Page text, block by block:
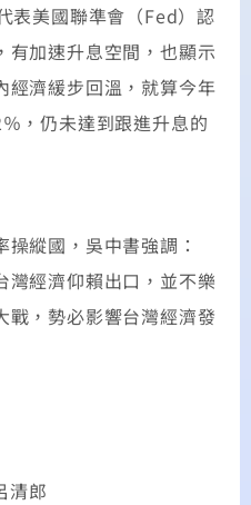
表美國聯準會（Fed）認
有加速升息空間，也顯示
經濟緩步回溫，就算今年
，仍未達到跟進升息的
縱國，吳中書強調：
灣經濟仰賴出口，並不樂
戰，勢必影響台灣經濟發
清郎